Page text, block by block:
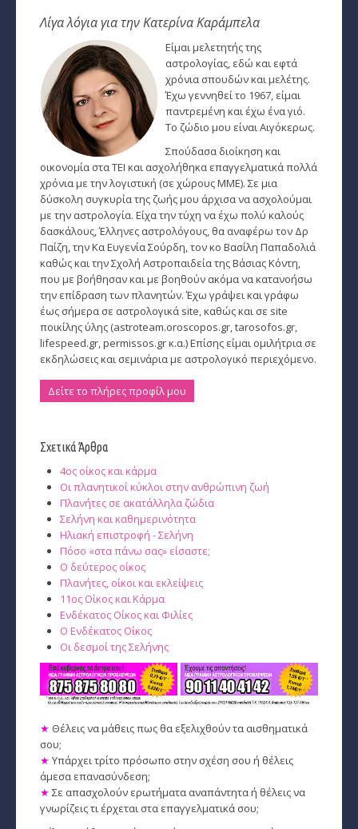
Εναλλακτικές Θεραπείες
Μαθήματα Αστρολογίας
Ταρώ, Μεταφυσική, κ.α.
Πλανητική Ενημέρωση (αρχείο)
Λίγα λόγια για την Κατερίνα Καράμπελα
Είμαι μελετητής της
αστρολογίας, εδώ και εφτά
χρόνια σπουδών και μελέτης.
Έχω γεννηθεί το 1967, είμαι
παντρεμένη και έχω ένα γιό.
Το ζώδιο μου είναι Αιγόκερως.
Σπούδασα διοίκηση και
οικονομία στα ΤΕΙ και ασχολήθηκα επαγγελματικά πολλά
χρόνια με την λογιστική (σε χώρους ΜΜΕ). Σε μια
δύσκολη συγκυρία της ζωής μου άρχισα να ασχολούμαι
με την αστρολογία. Είχα την τύχη να έχω πολύ καλούς
δασκάλους, Έλληνες αστρολόγους, θα αναφέρω τον Δρ
Παίζη, την Κα Ευγενία Σούρδη, τον κο Βασίλη Παπαδολιά
καθώς και την Σχολή Αστροπαιδεία της Βάσιας Κόντη,
που με βοήθησαν και με βοηθούν ακόμα να κατανοήσω
την επίδραση των πλανητών. Έχω γράψει και γράφω
έως σήμερα σε αστρολογικά site, καθώς και σε site
ποικίλης ύλης (astroteam.oroscopos.gr, tarosofos.gr,
lifespeed.gr, permissos.gr κ.α.) Επίσης είμαι ομιλήτρια σε
εκδηλώσεις και σεμινάρια με αστρολογικό περιεχόμενο.
Δείτε το πλήρες προφίλ μου
Σχετικά Άρθρα
4ος οίκος και κάρμα
Οι πλανητικοί κύκλοι στην ανθρώπινη ζωή
Πλανήτες σε ακατάλληλα ζώδια
Σελήνη και καθημερινότητα
Ηλιακή επιστροφή - Σελήνη
Πόσο «στα πάνω σας» είσαστε;
Ο δεύτερος οίκος
Πλανήτες, οίκοι και εκλείψεις
11ος Οίκος και Κάρμα
Ενδέκατος Οίκος και Φιλίες
Ο Ενδέκατος Οίκος
Οι δεσμοί της Σελήνης
★ Θέλεις να μάθεις πως θα εξελιχθούν τα αισθηματικά
σου;
★ Υπάρχει τρίτο πρόσωπο στην σχέση σου ή θέλεις
άμεσα επανασύνδεση;
★ Σε απασχολούν ερωτήματα αναπάντητα ή θέλεις να
γνωρίζεις τι έρχεται στα επαγγελματικά σου;